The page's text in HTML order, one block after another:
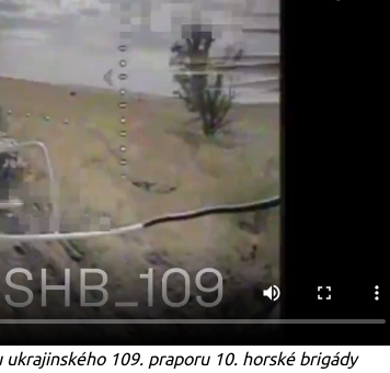
109. praporu 10. horské brigády